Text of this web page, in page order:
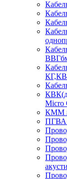
Micro
КММ
ПГВА